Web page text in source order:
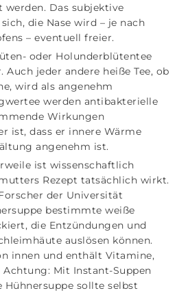
Das subjektive
die Nase wird – je nach
– eventuell freier.
oder Holunderblütentee
Auch jeder andere heiße Tee, ob
wird als angenehm
werden antibakterielle
Wirkungen
ist, dass er innere Wärme
angenehm ist.
ist wissenschaftlich
Rezept tatsächlich wirkt.
der Universität
bestimmte weiße
die Entzündungen und
auslösen können.
innen und enthält Vitamine,
Achtung: Mit Instant-Suppen
sollte selbst